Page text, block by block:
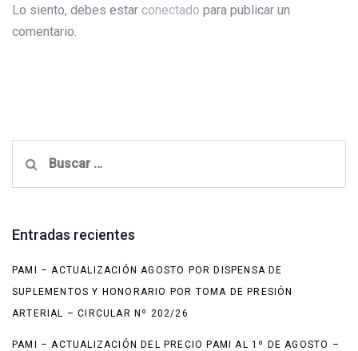
Lo siento, debes estar conectado para publicar un
comentario.
Entradas recientes
PAMI – ACTUALIZACIÓN AGOSTO POR DISPENSA DE
SUPLEMENTOS Y HONORARIO POR TOMA DE PRESIÓN
ARTERIAL – CIRCULAR Nº 202/26
PAMI – ACTUALIZACIÓN DEL PRECIO PAMI AL 1º DE AGOSTO –